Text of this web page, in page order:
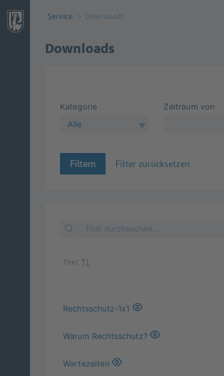
Service Downloads
Downloads
Kategorie
Alle
Zeitraum von
Filtern Filter zurücksetzen
Titel
Rechtsschutz-1x1
Warum Rechtsschutz?
Wartezeiten